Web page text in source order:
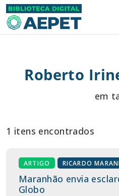
Roberto
em
1 itens encontrados
ARTIGO RICARDO
Maranhão envia
Globo